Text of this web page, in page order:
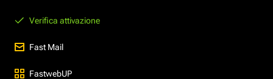
Verifica attivazione
Fast Mail
FastwebUP